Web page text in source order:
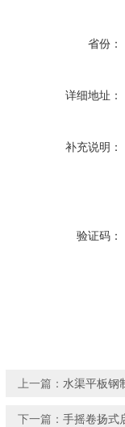
省份：
详细地址：
补充说明：
验证码：
上一篇： 水渠平板钢
下一篇： 手摇卷扬式